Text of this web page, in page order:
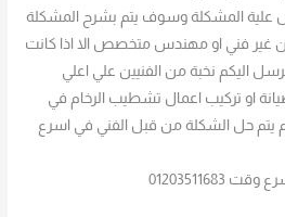
علية المشكلة وسوف يتم بشرح المشكلة
غير فني او مهندس متخصص الا اذا كانت
اليكم نخبة من الفنيين علي اعلي
او تركيب اعمال تشطيب الرخام في
ثم يتم حل الشكلة من قبل الفني في اسرع